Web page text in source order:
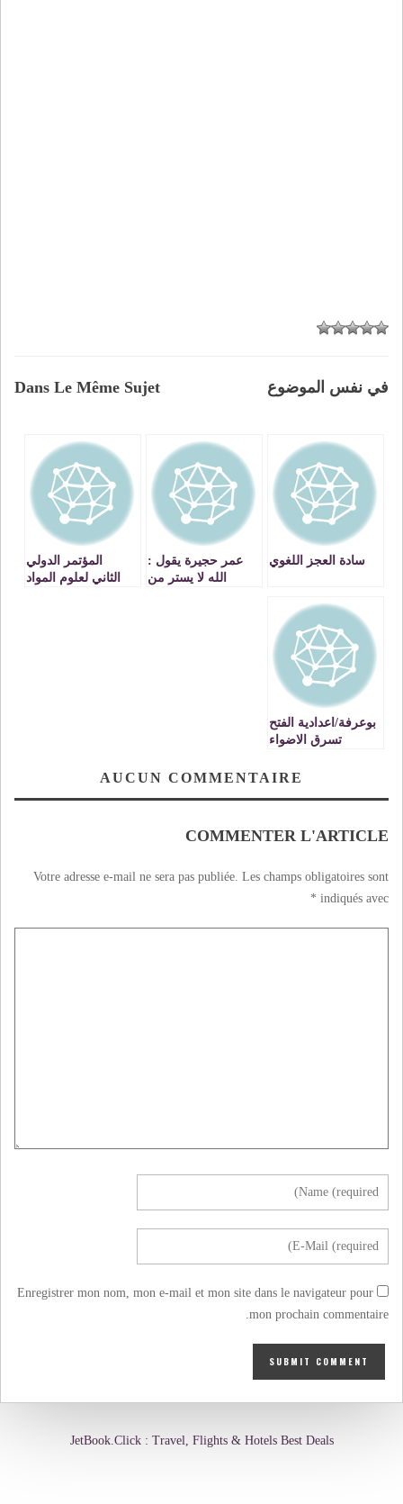
Dans Le Même Sujet في نفس الموضوع
سادة العجز اللغوي
عمر حجيرة يقول :
الله لا يستر من
المؤتمر الدولي
الثاني لعلوم المواد
بوعرفة/اعدادية الفتح
تسرق الاضواء
AUCUN COMMENTAIRE
COMMENTER L'ARTICLE
Votre adresse e-mail ne sera pas publiée. Les champs obligatoires sont
indiqués avec
*
Enregistrer mon nom, mon e-mail et mon site dans le navigateur pour
mon prochain commentaire.
JetBook.Click : Travel, Flights & Hotels Best Deals